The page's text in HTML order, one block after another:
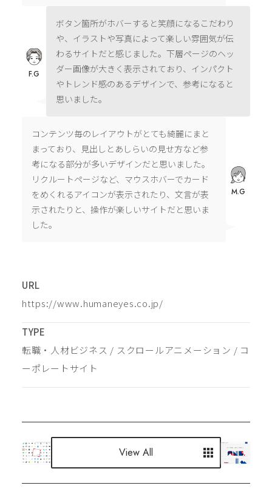
ボタン箇所がホバーすると笑顔になるこだわり
や、イラストや写真によって楽しい雰囲気が伝
わるサイトだと感じました。下層ページのヘッ
ダー画像が大きく表示されており、インパクト
やトレンド感のあるデザインで、参考になると
思いました。
F.G
コンテンツ毎のレイアウトがとても綺麗にまと
まっており、見出しとあしらいの見せ方など参
考になる部分が多いデザインだと思いました。
リクルートページなど、マウスホバーでカード
をめくれるアイコンが表示されたり、文言が表
示されたりと、操作が楽しいサイトだと思いま
した。
M.G
URL
https://www.humaneyes.co.jp/
TYPE
転職・人材ビジネス / スクロールアニメーション / コ
ーポレートサイト
View All
View All